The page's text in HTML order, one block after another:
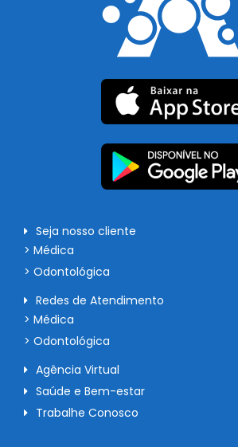
Seja nosso cliente
> Médica
> Odontológica
Redes de Atendimento
> Médica
> Odontológica
Agência Virtual
Saúde e Bem-estar
Trabalhe Conosco